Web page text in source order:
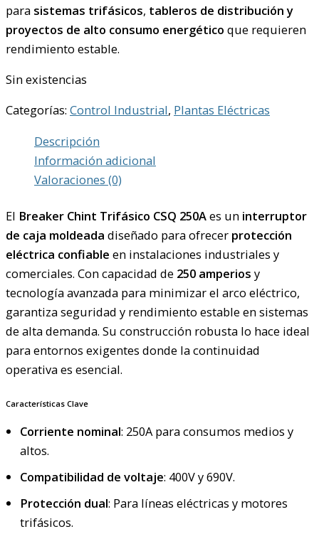
para sistemas trifásicos, tableros de distribución y
proyectos de alto consumo energético que requieren
rendimiento estable.
Sin existencias
Categorías: Control Industrial, Plantas Eléctricas
Descripción
Información adicional
Valoraciones (0)
El Breaker Chint Trifásico CSQ 250Aes un interruptor
de caja moldeada diseñado para ofrecer protección
eléctrica confiable en instalaciones industriales y
comerciales. Con capacidad de 250 amperios y
tecnología avanzada para minimizar el arco eléctrico,
garantiza seguridad y rendimiento estable en sistemas
de alta demanda. Su construcción robusta lo hace ideal
para entornos exigentes donde la continuidad
operativa es esencial.
Características Clave
Corriente nominal: 250A para consumos medios y
altos.
Compatibilidad de voltaje: 400V y 690V.
Protección dual: Para líneas eléctricas y motores
trifásicos.